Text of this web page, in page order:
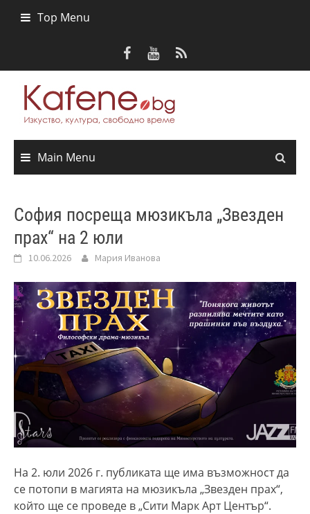
Top Menu
Main Menu
София посреща мюзикъла „Звезден
прах“ на 2 юли
10.06.2026 Мария Иванова
На 2. юли 2026 г. публиката ще има възможност да
се потопи в магията на мюзикъла „Звезден прах“,
който ще се проведе в „Сити Марк Арт Център“.